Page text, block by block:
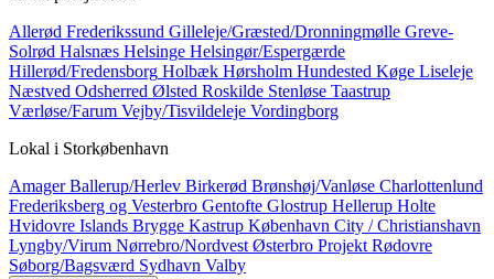
Allerød Frederikssund Gilleleje/Græsted/Dronningmølle Greve-
Solrød Halsnæs Helsinge Helsingør/Espergærde
Hillerød/Fredensborg Holbæk Hørsholm Hundested Køge Liseleje
Næstved Odsherred Ølsted Roskilde Stenløse Taastrup
Værløse/Farum Vejby/Tisvildeleje Vordingborg
Lokal i Storkøbenhavn
AmagerBallerup/Herlev Birkerød Brønshøj/Vanløse Charlottenlund
Frederiksberg og Vesterbro Gentofte Glostrup Hellerup Holte
Hvidovre Islands Brygge Kastrup København City / Christianshavn
Lyngby/Virum Nørrebro/Nordvest Østerbro Projekt Rødovre
Søborg/Bagsværd Sydhavn Valby